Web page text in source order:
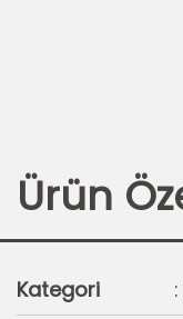
Ürün
Kategori